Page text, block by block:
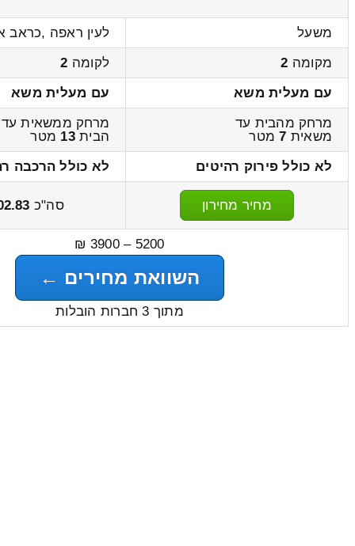
משעל
לעין ראפה ,כראב
מקומה 2 לקומה 2
עם מעלית משא
עם מעלית משא
מרחק מהבית עד
משאית 7מטר
מרחק ממשאית עד
הבית13 מטר
לא כולל פירוק רהיטים
לא כולל הרכבה
מחיר מחירון סה"כ
5200 – 3900 ₪
השוואת מחירים ←
מתוך 3 חברות הובלות